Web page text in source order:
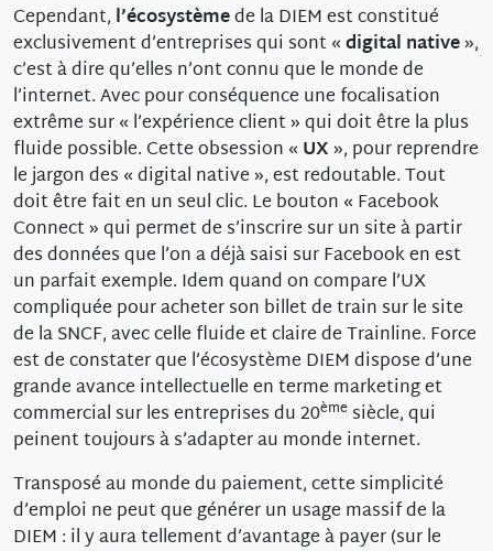
Cependant, l’écosystèmede la DIEM est constitué
exclusivement d’entreprises qui sont «digital native»,
c’est à dire qu’elles n’ont connu que le monde de
l’internet. Avec pour conséquence une focalisation
extrême sur « l’expérience client » qui doit être la plus
fluide possible. Cette obsession « UX», pour reprendre
le jargon des « digital native », est redoutable. Tout
doit être fait en un seul clic. Le bouton « Facebook
Connect » qui permet de s’inscrire sur un site à partir
des données que l’on a déjà saisi sur Facebook en est
un parfait exemple. Idem quand on compare l’UX
compliquée pour acheter son billet de train sur le site
de la SNCF, avec celle fluide et claire de Trainline. Force
est de constater que l’écosystème DIEM dispose d’une
grande avance intellectuelle en terme marketing et
commercial sur les entreprises du 20ème siècle, qui
peinent toujours à s’adapter au monde internet.
Transposé au monde du paiement, cette simplicité
d’emploi ne peut que générer un usage massif de la
DIEM : il y aura tellement d’avantage à payer (sur le